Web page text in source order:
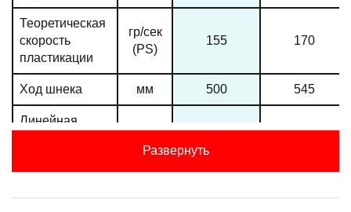
Теоретическая
скорость
пластикации
гр/сек
(PS)
155 170
Ход шнека мм 500 545
Линейная
Развернуть